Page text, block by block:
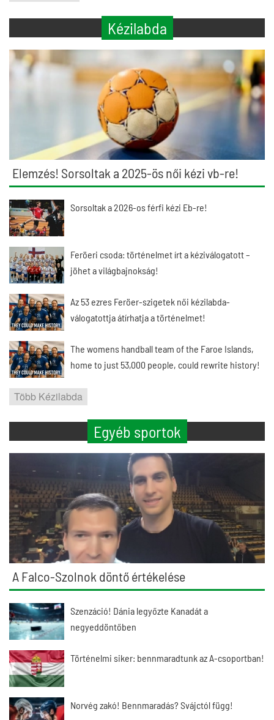
Kézilabda
Elemzés! Sorsoltak a 2025-ös női kézi vb-re!
Sorsoltak a 2026-os férfi kézi Eb-re!
Feröeri csoda: történelmet írt a kéziválogatott –
jöhet a világbajnokság!
Az 53 ezres Feröer-szigetek női kézilabda-
válogatottja átírhatja a történelmet!
The womens handball team of the Faroe Islands,
home to just 53,000 people, could rewrite history!
Több Kézilabda
Egyéb sportok
A Falco-Szolnok döntő értékelése
Szenzáció! Dánia legyőzte Kanadát a
negyeddöntőben
Történelmi siker: bennmaradtunk az A-csoportban!
Norvég zakó! Bennmaradás? Svájctól függ!